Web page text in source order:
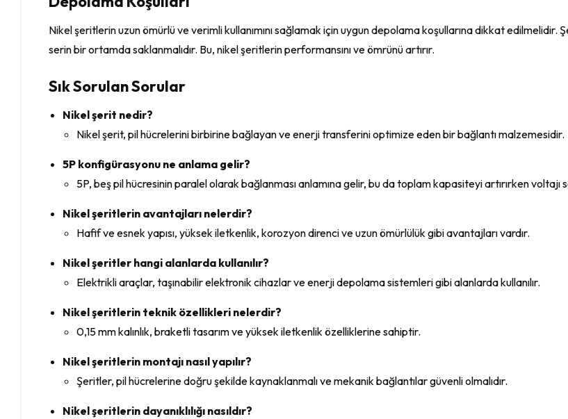
Nikel şeritlerin uzun ömürlü ve verimli kullanımını sağlamak için uygun depolama koşullarına dikkat edilmelidir.
serin bir ortamda saklanmalıdır. Bu, nikel şeritlerin performansını ve ömrünü artırır.
Sık Sorulan Sorular
Nikel şerit nedir?
Nikel şerit, pil hücrelerini birbirine bağlayan ve enerji transferini optimize eden bir bağlantı malzemesidir.
5P konfigürasyonu ne anlama gelir?
5P, beş pil hücresinin paralel olarak bağlanması anlamına gelir, bu da toplam kapasiteyi artırırken voltajı
Nikel şeritlerin avantajları nelerdir?
Hafif ve esnek yapısı, yüksek iletkenlik, korozyon direnci ve uzun ömürlülük gibi avantajları vardır.
Nikel şeritler hangi alanlarda kullanılır?
Elektrikli araçlar, taşınabilir elektronik cihazlar ve enerji depolama sistemleri gibi alanlarda kullanılır.
Nikel şeritlerin teknik özellikleri nelerdir?
0,15 mm kalınlık, braketli tasarım ve yüksek iletkenlik özelliklerine sahiptir.
Nikel şeritlerin montajı nasıl yapılır?
Şeritler, pil hücrelerine doğru şekilde kaynaklanmalı ve mekanik bağlantılar güvenli olmalıdır.
Nikel şeritlerin dayanıklılığı nasıldır?